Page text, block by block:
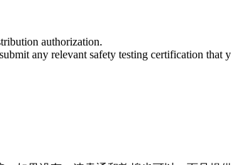
authorization.
any relevant safety testing certification